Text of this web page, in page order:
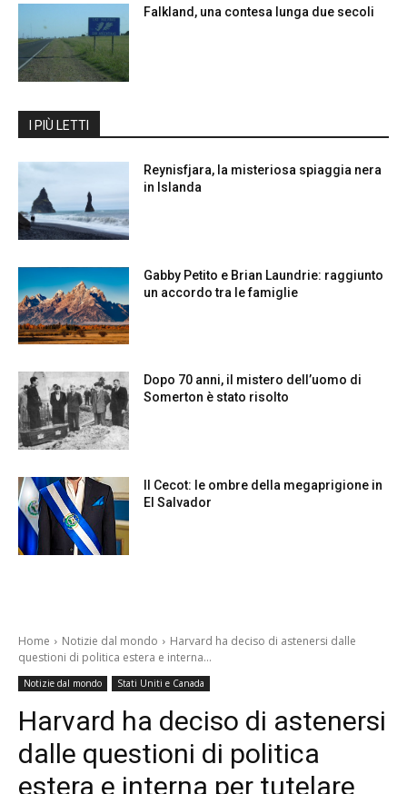
Falkland, una contesa lunga due secoli
I PIÙ LETTI
Reynisfjara, la misteriosa spiaggia nera
in Islanda
Gabby Petito e Brian Laundrie: raggiunto
un accordo tra le famiglie
Dopo 70 anni, il mistero dell’uomo di
Somerton è stato risolto
Il Cecot: le ombre della megaprigione in
El Salvador